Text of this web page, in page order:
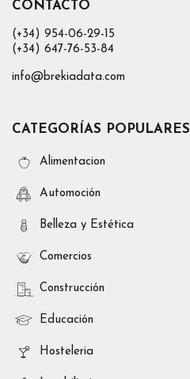
CONTACTO
(+34) 954-06-29-15
(+34) 647-76-53-84
info@brekiadata.com
CATEGORÍAS POPULARES
Alimentacion
Automoción
Belleza y Estética
Comercios
Construcción
Educación
Hosteleria